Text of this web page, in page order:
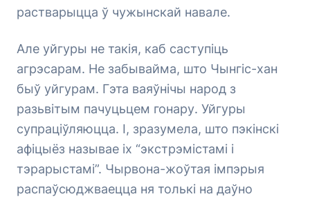
растварыцца ў чужынскай навале.
Але уйгуры не такія, каб саступіць
агрэсарам. Не забывайма, што Чынгіс-хан
быў уйгурам. Гэта ваяўнічы народ з
разьвітым пачуцьцем гонару. Уйгуры
супраціўляюцца. І, зразумела, што пэкінскі
афіцыёз называе іх “экстрэмістамі і
тэрарыстамі”. Чырвона-жоўтая імпэрыя
распаўсюджваецца ня толькі на даўно